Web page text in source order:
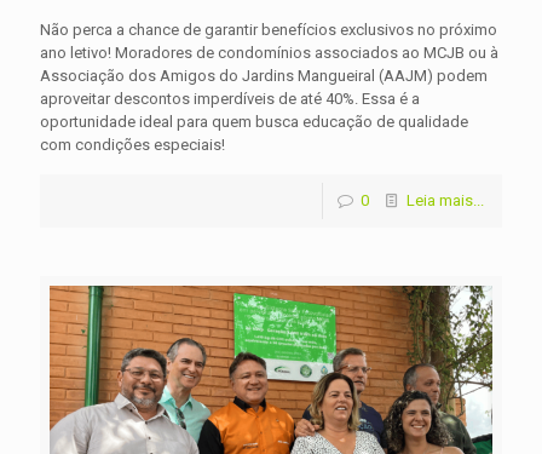
Não perca a chance de garantir benefícios exclusivos no próximo
ano letivo! Moradores de condomínios associados ao MCJB ou à
Associação dos Amigos do Jardins Mangueiral (AAJM) podem
aproveitar descontos imperdíveis de até 40%. Essa é a
oportunidade ideal para quem busca educação de qualidade
com condições especiais!
0 Leia mais...